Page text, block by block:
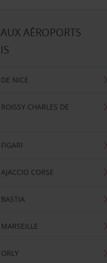
AÉROPORTS
NICE
CHARLES DE
CORSE